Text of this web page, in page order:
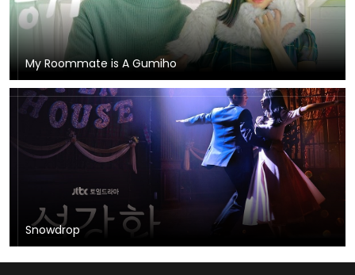
My Roommate is A Gumiho
Snowdrop